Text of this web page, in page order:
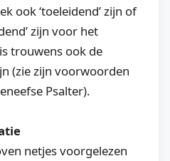
ook ‘toeleidend’ zijn of
zijn voor het
trouwens ook de
(zie zijn voorwoorden
Psalter).
netjes voorgelezen